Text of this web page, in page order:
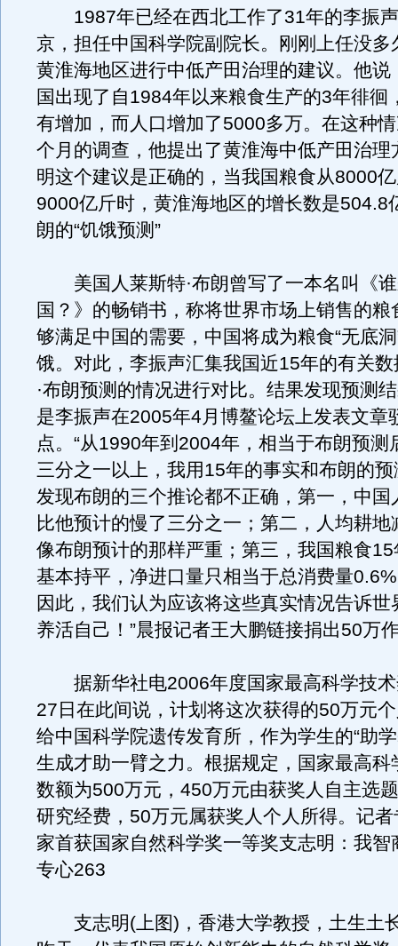
1987年已经在西北工作了31年的李振
京，担任中国科学院副院长。刚刚上任没多
黄淮海地区进行中低产田治理的建议。他说
国出现了自1984年以来粮食生产的3年徘徊
有增加，而人口增加了5000多万。在这种
个月的调查，他提出了黄淮海中低产田治理
明这个建议是正确的，当我国粮食从8000
9000亿斤时，黄淮海地区的增长数是504.8
朗的“饥饿预测”
美国人莱斯特·布朗曾写了一本名叫《
国？》的畅销书，称将世界市场上销售的粮
够满足中国的需要，中国将成为粮食“无底
饿。对此，李振声汇集我国近15年的有关
·布朗预测的情况进行对比。结果发现预测
是李振声在2005年4月博鳌论坛上发表文章
点。“从1990年到2004年，相当于布朗预测
三分之一以上，我用15年的事实和布朗的
发现布朗的三个推论都不正确，第一，中国
比他预计的慢了三分之一；第二，人均耕地
像布朗预计的那样严重；第三，我国粮食
基本持平，净进口量只相当于总消费量
因此，我们认为应该将这些真实情况告诉世
养活自己！”晨报记者王大鹏链接捐出50万
据新华社电2006年度国家最高科学技术
27日在此间说，计划将这次获得的50万元
给中国科学院遗传发育所，作为学生的“助
生成才助一臂之力。根据规定，国家最高科
数额为500万元，450万元由获奖人自主选
研究经费，50万元属获奖人个人所得。记
家首获国家自然科学奖一等奖支志明：我智
专心263
支志明(上图)，香港大学教授，土生土